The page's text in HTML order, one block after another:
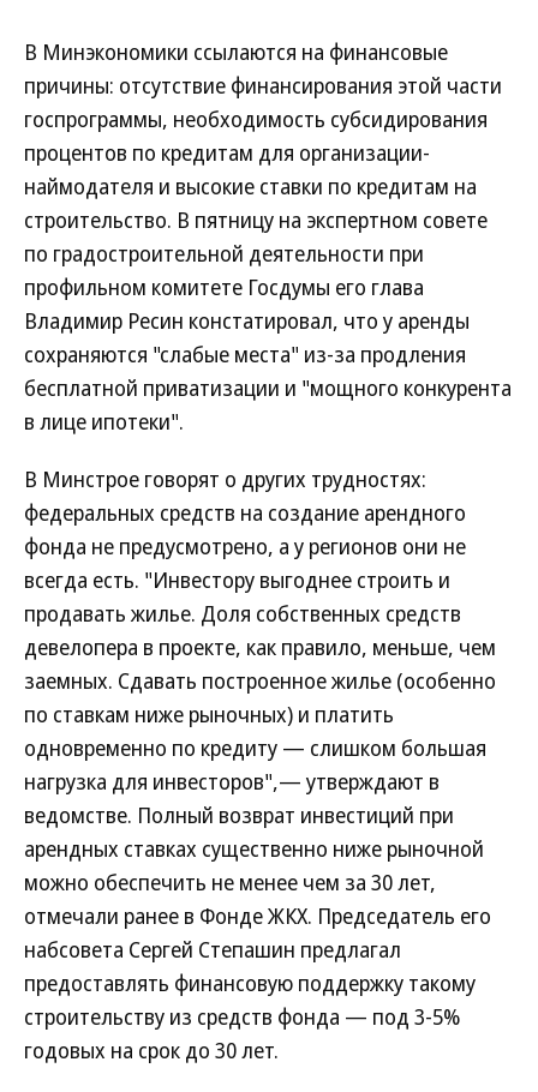
В Минэкономики ссылаются на финансовые
причины: отсутствие финансирования этой части
госпрограммы, необходимость субсидирования
процентов по кредитам для организации-
наймодателя и высокие ставки по кредитам на
строительство. В пятницу на экспертном совете
по градостроительной деятельности при
профильном комитете Госдумы его глава
Владимир Ресин констатировал, что у аренды
сохраняются "слабые места" из-за продления
бесплатной приватизации и "мощного конкурента
в лице ипотеки".
В Минстрое говорят о других трудностях:
федеральных средств на создание арендного
фонда не предусмотрено, а у регионов они не
всегда есть. "Инвестору выгоднее строить и
продавать жилье. Доля собственных средств
девелопера в проекте, как правило, меньше, чем
заемных. Сдавать построенное жилье (особенно
по ставкам ниже рыночных) и платить
одновременно по кредиту — слишком большая
нагрузка для инвесторов",— утверждают в
ведомстве. Полный возврат инвестиций при
арендных ставках существенно ниже рыночной
можно обеспечить не менее чем за 30 лет,
отмечали ранее в Фонде ЖКХ. Председатель его
набсовета Сергей Степашин предлагал
предоставлять финансовую поддержку такому
строительству из средств фонда — под 3-5%
годовых на срок до 30 лет.